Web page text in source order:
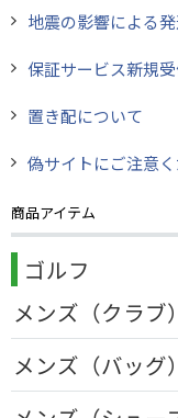
地震の影響による
保証サービス新規
置き配について
偽サイトにご注意
商品アイテム
ゴルフ
メンズ（クラブ）
クラブセット(右
ドライバー(右
メンズ（バッグ）
キャディバッグ